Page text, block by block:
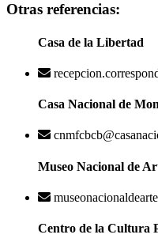
Otras referencias:
Casa de la Libertad
Casa Nacional de
Museo Nacional de
Centro de la Cultura